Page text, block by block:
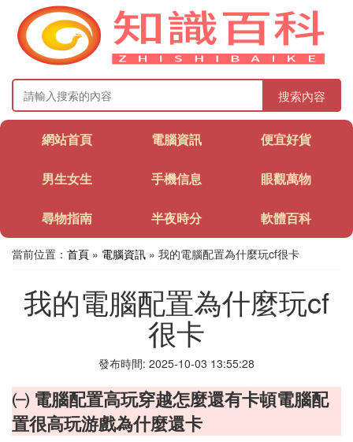
搜索內容
網站首頁 電腦資訊 便宜好貨
男生女生 手機信息 眼觀萬物
尋物指南 半夜時分 軟體百科
當前位置： 首頁 » 電腦資訊 » 我的電腦配置為什麼玩cf很卡
我的電腦配置為什麼玩cf
很卡
發布時間: 2025-10-03 13:55:28
㈠ 電腦配置高玩穿越怎麼還有卡頓電腦配
置很高玩游戲為什麼還卡